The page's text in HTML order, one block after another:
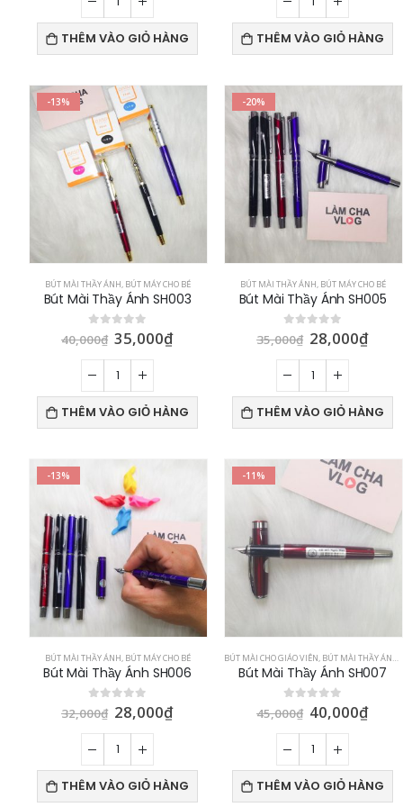
THÊM VÀO GIỎ HÀNG THÊM VÀO GIỎ HÀNG
-13%
BÚT MÀI THẦY ÁNH, BÚT MÁY CHO BÉ
Bút Mài Thầy Ánh SH003
out of 5
40,000₫ 35,000₫
THÊM VÀO GIỎ HÀNG
-20%
BÚT MÀI THẦY ÁNH, BÚT MÁY CHO BÉ
Bút Mài Thầy Ánh SH005
out of 5
35,000₫ 28,000₫
THÊM VÀO GIỎ HÀNG
-13%
BÚT MÀI THẦY ÁNH, BÚT MÁY CHO BÉ
Bút Mài Thầy Ánh SH006
out of 5
32,000₫ 28,000₫
THÊM VÀO GIỎ HÀNG
-11%
BÚT MÀI CHO GIÁO VIÊN, BÚT MÀI THẦY ÁNH
Bút Mài Thầy Ánh SH007
out of 5
45,000₫ 40,000₫
THÊM VÀO GIỎ HÀNG